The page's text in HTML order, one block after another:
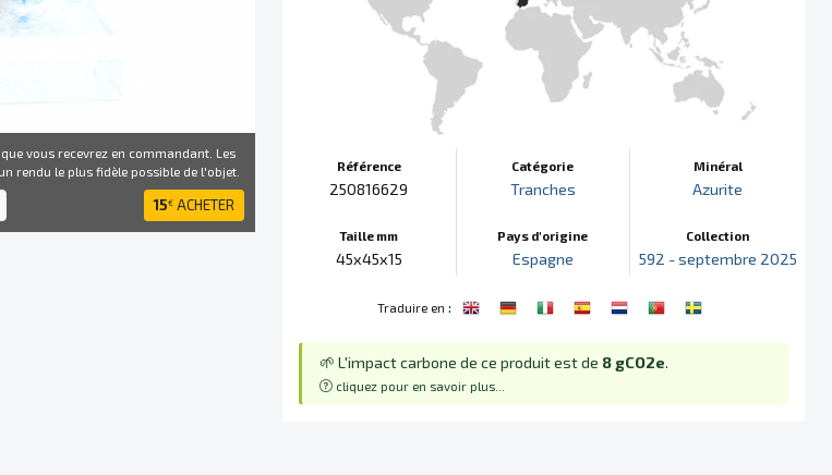
vous recevrez en commandant. Les
rendu le plus fidèle possible de l'objet.
15€ ACHETER
Référence
250816629
Taille mm
45x45x15
Catégorie
Tranches
Pays d'origine
Espagne
Minéral
Azurite
Collection
592 - septembre 2025
Traduire en :
🌱 L'impact carbone de ce produit est de 8 gCO2e.
cliquez pour en savoir plus...